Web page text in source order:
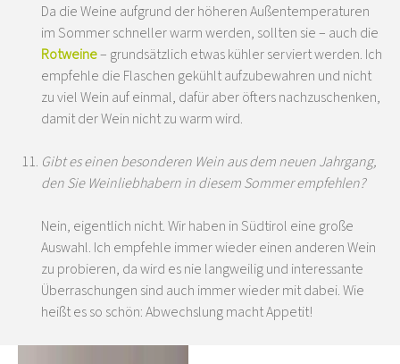
Da die Weine aufgrund der höheren Außentemperaturen
im Sommer schneller warm werden, sollten sie – auch die
Rotweine– grundsätzlich etwas kühler serviert werden. Ich
empfehle die Flaschen gekühlt aufzubewahren und nicht
zu viel Wein auf einmal, dafür aber öfters nachzuschenken,
damit der Wein nicht zu warm wird.
Gibt es einen besonderen Wein aus dem neuen Jahrgang,
den Sie Weinliebhabern in diesem Sommer empfehlen?
Nein, eigentlich nicht. Wir haben in Südtirol eine große
Auswahl. Ich empfehle immer wieder einen anderen Wein
zu probieren, da wird es nie langweilig und interessante
Überraschungen sind auch immer wieder mit dabei. Wie
heißt es so schön: Abwechslung macht Appetit!